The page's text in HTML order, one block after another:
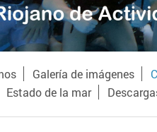
Galería de imágenes
Estado de la mar